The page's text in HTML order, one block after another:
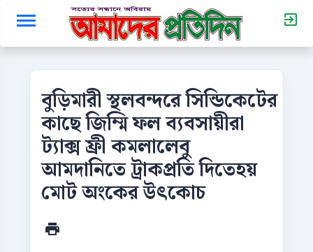
বুড়িমারী স্থলবন্দরে সিন্ডিকেটের
কাছে জিম্মি ফল ব্যবসায়ীরা
ট্যাক্স ফ্রী কমলালেবু
আমদানিতে ট্রাকপ্রতি দিতেহয়
মোট অংকের উৎকোচ